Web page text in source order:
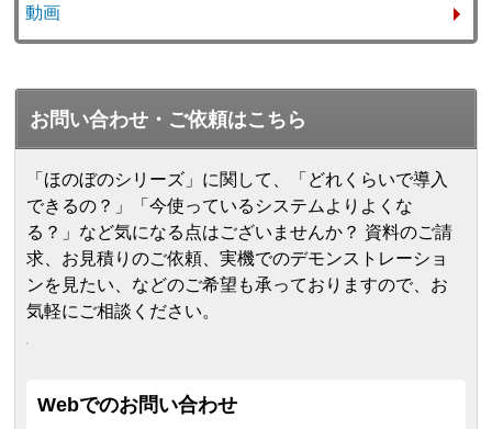
動画
お問い合わせ・ご依頼はこちら
「ほのぼのシリーズ」に関して、「どれくらいで導入
できるの？」「今使っているシステムよりよくな
る？」など気になる点はございませんか？ 資料のご請
求、お見積りのご依頼、実機でのデモンストレーショ
ンを見たい、などのご希望も承っておりますので、お
気軽にご相談ください。
Webでのお問い合わせ